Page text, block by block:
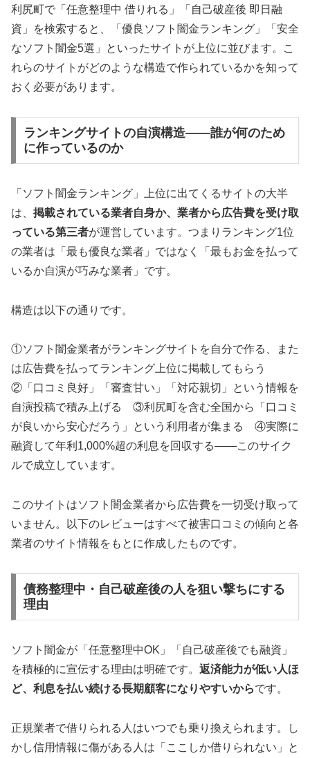
利尻町で「任意整理中 借りれる」「自己破産後 即日融
資」を検索すると、「優良ソフト闇金ランキング」「安全
なソフト闇金5選」といったサイトが上位に並びます。こ
れらのサイトがどのような構造で作られているかを知って
おく必要があります。
ランキングサイトの自演構造——誰が何のため
に作っているのか
「ソフト闇金ランキング」上位に出てくるサイトの大半
は、 掲載されている業者自身か、業者から広告費を受け取
っている第三者が運営しています。つまりランキング1位
の業者は「最も優良な業者」ではなく「最もお金を払って
いるか自演が巧みな業者」です。
構造は以下の通りです。
①ソフト闇金業者がランキングサイトを自分で作る、また
は広告費を払ってランキング上位に掲載してもらう
②「口コミ良好」「審査甘い」「対応親切」という情報を
自演投稿で積み上げる ③利尻町を含む全国から「口コミ
が良いから安心だろう」という利用者が集まる ④実際に
融資して年利1,000%超の利息を回収する——このサイク
ルで成立しています。
このサイトはソフト闇金業者から広告費を一切受け取って
いません。以下のレビューはすべて被害口コミの傾向と各
業者のサイト情報をもとに作成したものです。
債務整理中・自己破産後の人を狙い撃ちにする
理由
ソフト闇金が「任意整理中OK」「自己破産後でも融資」
を積極的に宣伝する理由は明確です。 返済能力が低い人ほ
ど、利息を払い続ける長期顧客になりやすいからです。
正規業者で借りられる人はいつでも乗り換えられます。し
かし信用情報に傷がある人は「ここしか借りられない」と